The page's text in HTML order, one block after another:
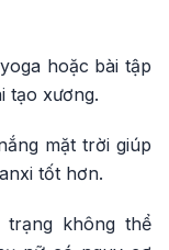
hoặc bài tập
tạo xương.
mặt trời giúp
tốt hơn.
trạng không thể